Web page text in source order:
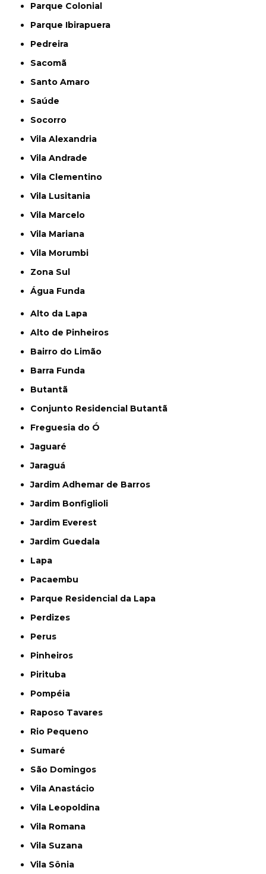
Parque Colonial
Parque Ibirapuera
Pedreira
Sacomã
Santo Amaro
Saúde
Socorro
Vila Alexandria
Vila Andrade
Vila Clementino
Vila Lusitania
Vila Marcelo
Vila Mariana
Vila Morumbi
Zona Sul
Água Funda
Alto da Lapa
Alto de Pinheiros
Bairro do Limão
Barra Funda
Butantã
Conjunto Residencial Butantã
Freguesia do Ó
Jaguaré
Jaraguá
Jardim Adhemar de Barros
Jardim Bonfiglioli
Jardim Everest
Jardim Guedala
Lapa
Pacaembu
Parque Residencial da Lapa
Perdizes
Perus
Pinheiros
Pirituba
Pompéia
Raposo Tavares
Rio Pequeno
Sumaré
São Domingos
Vila Anastácio
Vila Leopoldina
Vila Romana
Vila Suzana
Vila Sônia